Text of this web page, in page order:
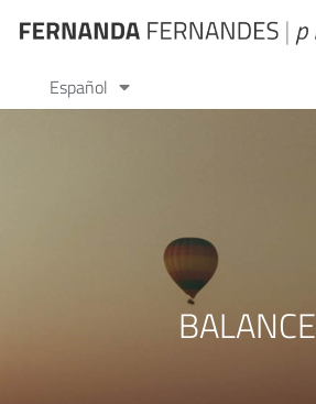
Español
English
BALANCE